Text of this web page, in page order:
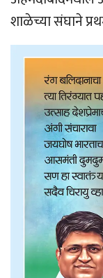
शाळेच्या संघाने